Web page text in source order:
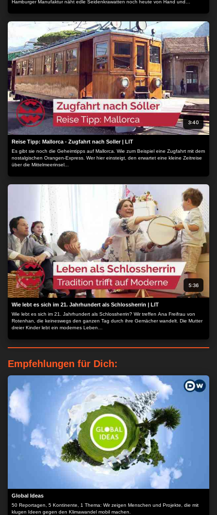
Hamburger Manufaktur näht edle Seidenkrawatten noch heute von Hand und
3:40
Reise Tipp: Mallorca - Zugfahrt nach Soller | LIT
Es gibt sie noch die Geheimtipps auf Mallorca. Wie zum Beispiel eine Zugfahrt mit dem
nostalgischen Orangen-Express. Wer hier einsteigt, den erwartet eine kleine Zeitreise
über die Mittelmeerinsel...
5:36
Wie lebt es sich im 21. Jahrhundert als Schlossherrin | LIT
Wie lebt es sich im 21. Jahrhundert als Schlossherrin? Wir treffen Ana Freifrau von
Rotenhan, die keineswegs den ganzen Tag durch ihre Gemächer wandelt. Die Mutter
dreier Kinder lebt ein modernes Leben…
Empfehlungen für Dich:
Global Ideas
50 Reportagen, 5 Kontinente, 1 Thema: Wir zeigen Menschen und Projekte, die mit
klugen Ideen gegen den Klimawandel mobil machen.